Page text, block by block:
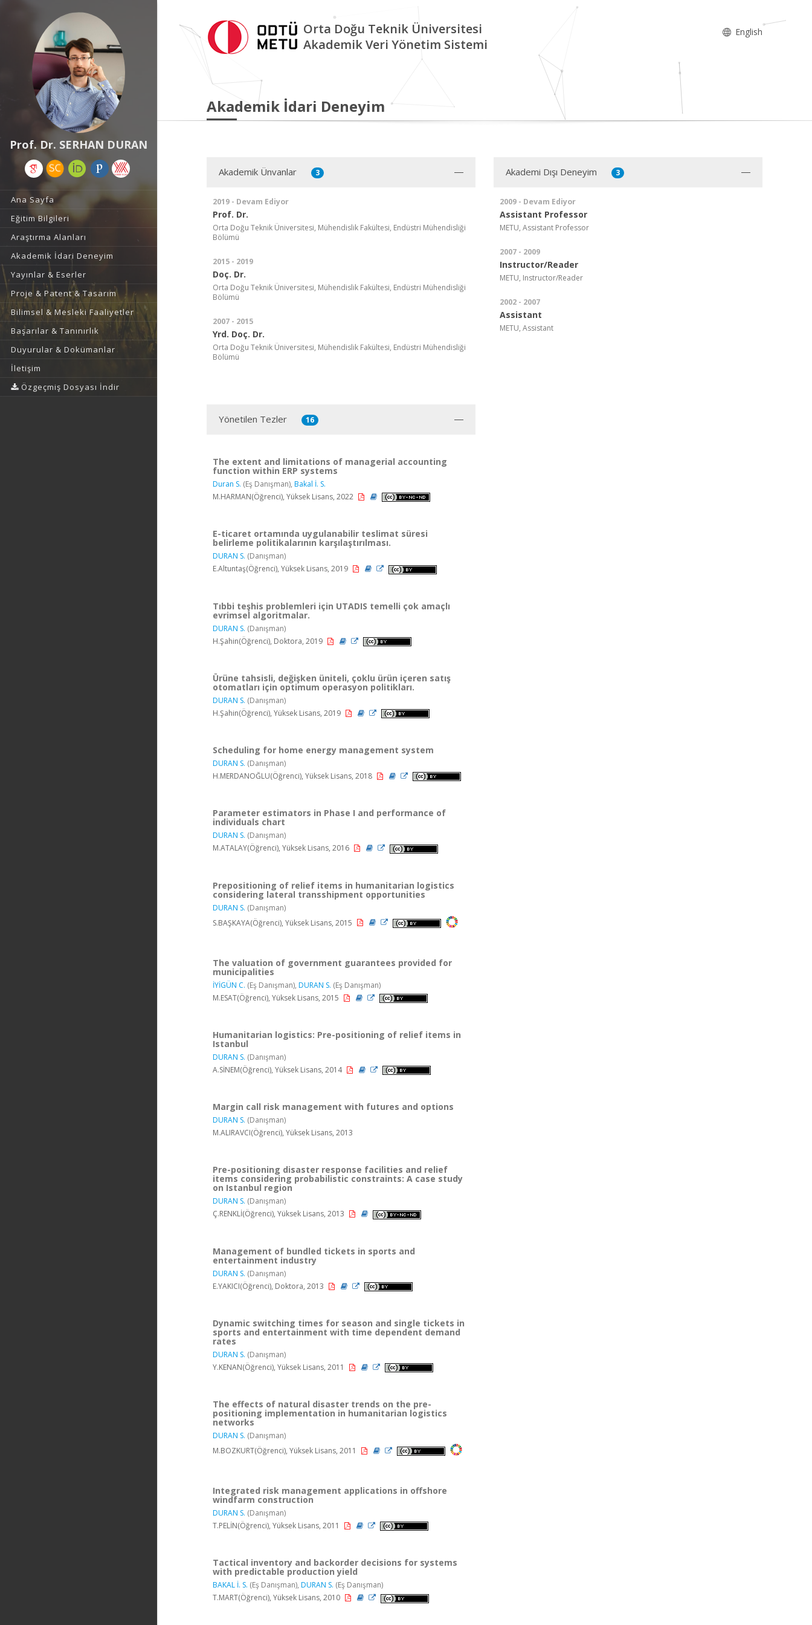
Prof. Dr. SERHAN DURAN
Ana Sayfa
Eğitim Bilgileri
Araştırma Alanları
Akademik İdari Deneyim
Yayınlar & Eserler
Proje & Patent & Tasarım
Bilimsel & Mesleki Faaliyetler
Başarılar & Tanınırlık
Duyurular & Dokümanlar
İletişim
Özgeçmiş Dosyası İndir
Orta Doğu Teknik Üniversitesi
Akademik Veri Yönetim Sistemi
English
Akademik İdari Deneyim
Akademik Ünvanlar 3
2019 - Devam Ediyor
Prof. Dr.
Orta Doğu Teknik Üniversitesi, Mühendislik Fakültesi, Endüstri Mühendisliği
Bölümü
2015 - 2019
Doç. Dr.
Orta Doğu Teknik Üniversitesi, Mühendislik Fakültesi, Endüstri Mühendisliği
Bölümü
2007 - 2015
Yrd. Doç. Dr.
Orta Doğu Teknik Üniversitesi, Mühendislik Fakültesi, Endüstri Mühendisliği
Bölümü
Akademi Dışı Deneyim 3
2009 - Devam Ediyor
Assistant Professor
METU, Assistant Professor
2007 - 2009
Instructor/Reader
METU, Instructor/Reader
2002 - 2007
Assistant
METU, Assistant
Yönetilen Tezler 16
The extent and limitations of managerial accounting
function within ERP systems
Duran S. (Eş Danışman), Bakal İ. S.
M.HARMAN(Öğrenci), Yüksek Lisans, 2022
E-ticaret ortamında uygulanabilir teslimat süresi
belirleme politikalarının karşılaştırılması.
DURAN S. (Danışman)
E.Altuntaş(Öğrenci), Yüksek Lisans, 2019
Tıbbi teşhis problemleri için UTADIS temelli çok amaçlı
evrimsel algoritmalar.
DURAN S. (Danışman)
H.Şahin(Öğrenci), Doktora, 2019
Ürüne tahsisli, değişken üniteli, çoklu ürün içeren satış
otomatları için optimum operasyon politikları.
DURAN S. (Danışman)
H.Şahin(Öğrenci), Yüksek Lisans, 2019
Scheduling for home energy management system
DURAN S. (Danışman)
H.MERDANOĞLU(Öğrenci), Yüksek Lisans, 2018
Parameter estimators in Phase I and performance of
individuals chart
DURAN S. (Danışman)
M.ATALAY(Öğrenci), Yüksek Lisans, 2016
Prepositioning of relief items in humanitarian logistics
considering lateral transshipment opportunities
DURAN S. (Danışman)
S.BAŞKAYA(Öğrenci), Yüksek Lisans, 2015
The valuation of government guarantees provided for
municipalities
İYİGÜN C. (Eş Danışman), DURAN S. (Eş Danışman)
M.ESAT(Öğrenci), Yüksek Lisans, 2015
Humanitarian logistics: Pre-positioning of relief items in
Istanbul
DURAN S. (Danışman)
A.SİNEM(Öğrenci), Yüksek Lisans, 2014
Margin call risk management with futures and options
DURAN S. (Danışman)
M.ALIRAVCI(Öğrenci), Yüksek Lisans, 2013
Pre-positioning disaster response facilities and relief
items considering probabilistic constraints: A case study
on Istanbul region
DURAN S. (Danışman)
Ç.RENKLİ(Öğrenci), Yüksek Lisans, 2013
Management of bundled tickets in sports and
entertainment industry
DURAN S. (Danışman)
E.YAKICI(Öğrenci), Doktora, 2013
Dynamic switching times for season and single tickets in
sports and entertainment with time dependent demand
rates
DURAN S. (Danışman)
Y.KENAN(Öğrenci), Yüksek Lisans, 2011
The effects of natural disaster trends on the pre-
positioning implementation in humanitarian logistics
networks
DURAN S. (Danışman)
M.BOZKURT(Öğrenci), Yüksek Lisans, 2011
Integrated risk management applications in offshore
windfarm construction
DURAN S. (Danışman)
T.PELİN(Öğrenci), Yüksek Lisans, 2011
Tactical inventory and backorder decisions for systems
with predictable production yield
BAKAL İ. S. (Eş Danışman), DURAN S. (Eş Danışman)
T.MART(Öğrenci), Yüksek Lisans, 2010